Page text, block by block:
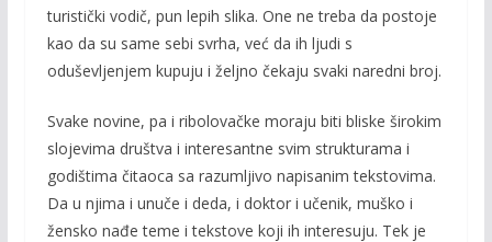
turistički vodič, pun lepih slika. One ne treba da postoje
kao da su same sebi svrha, već da ih ljudi s
oduševljenjem kupuju i željno čekaju svaki naredni broj.
Svake novine, pa i ribolovačke moraju biti bliske širokim
slojevima društva i interesantne svim strukturama i
godištima čitaoca sa razumljivo napisanim tekstovima.
Da u njima i unuče i deda, i doktor i učenik, muško i
žensko nađe teme i tekstove koji ih interesuju. Tek je